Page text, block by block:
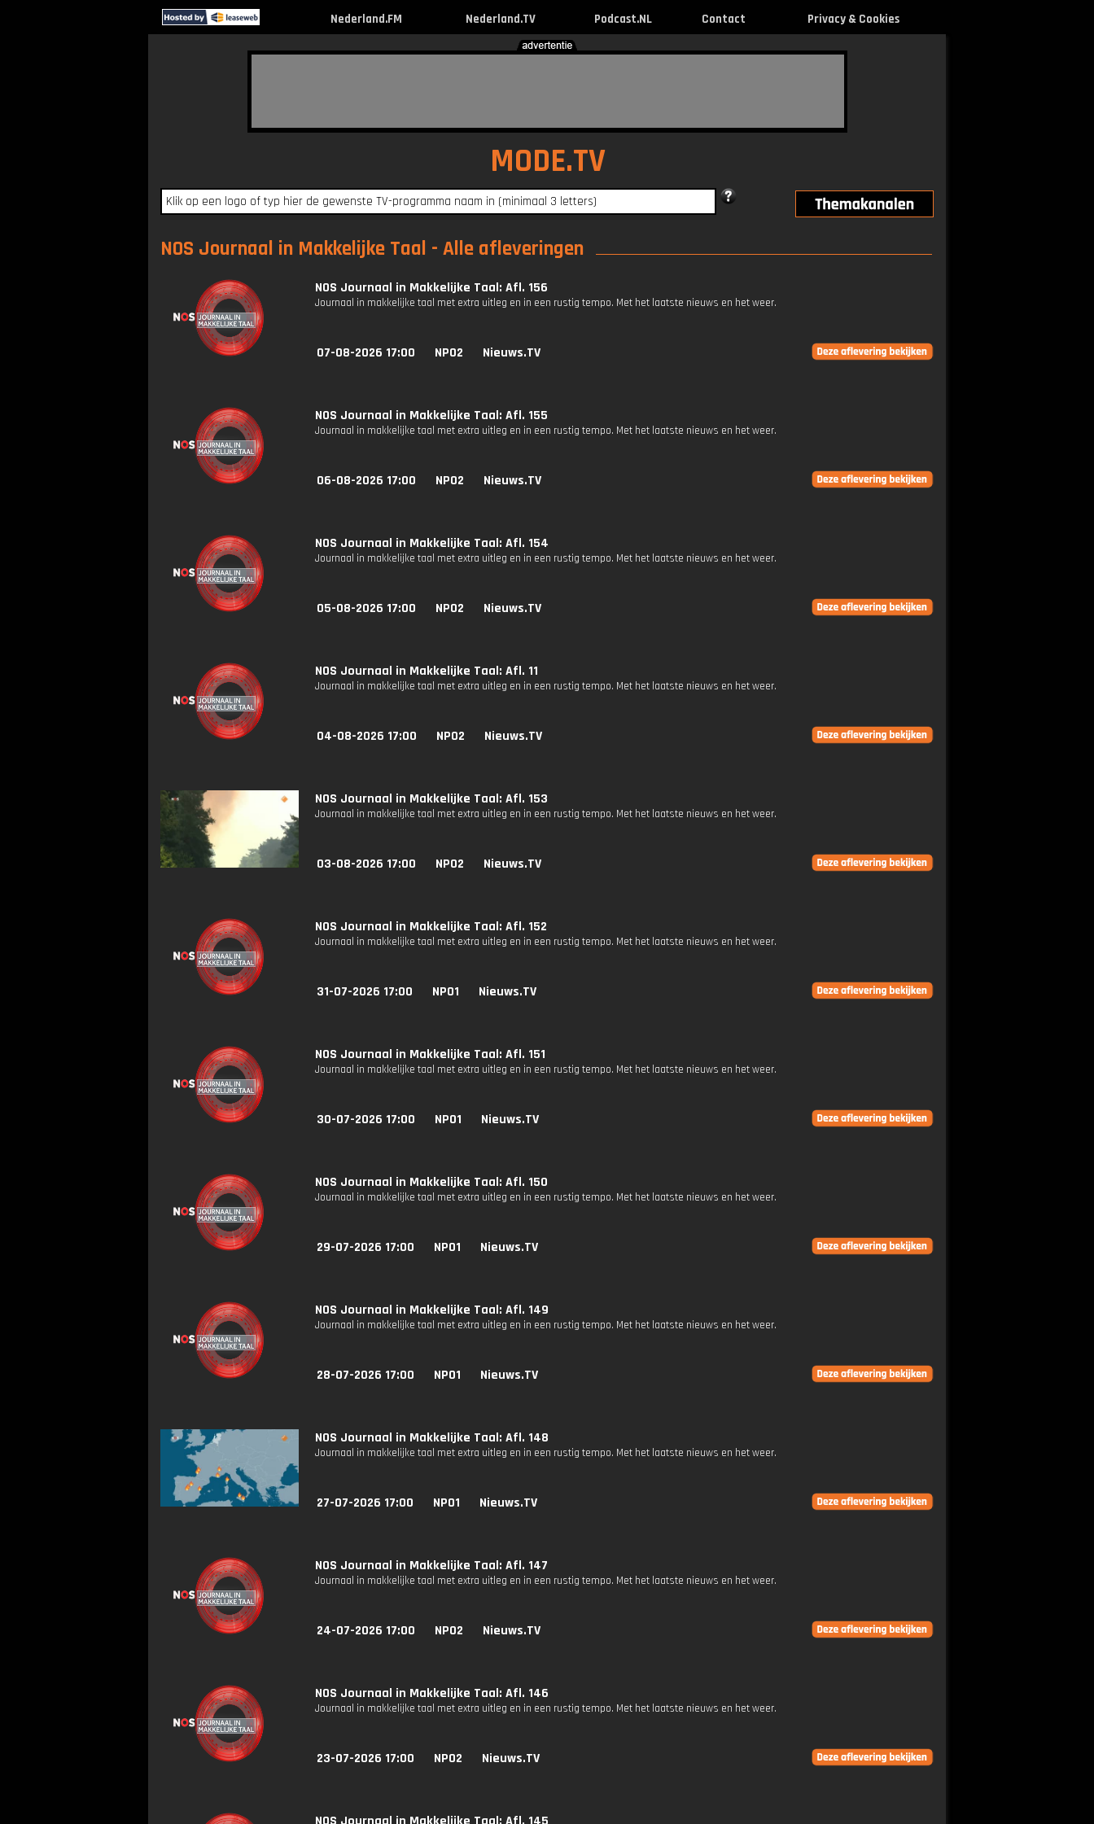
Nederland.FM Nederland.TV Podcast.NL Contact Privacy & Cookies
MODE.TV
NOS Journaal in Makkelijke Taal - Alle afleveringen
NOS Journaal in Makkelijke Taal: Afl. 156
Journaal in makkelijke taal met extra uitleg en in een rustig tempo. Met het laatste nieuws en het weer.
07-08-2026 17:00 NPO2 Nieuws.TV
NOS Journaal in Makkelijke Taal: Afl. 155
Journaal in makkelijke taal met extra uitleg en in een rustig tempo. Met het laatste nieuws en het weer.
06-08-2026 17:00 NPO2 Nieuws.TV
NOS Journaal in Makkelijke Taal: Afl. 154
Journaal in makkelijke taal met extra uitleg en in een rustig tempo. Met het laatste nieuws en het weer.
05-08-2026 17:00 NPO2 Nieuws.TV
NOS Journaal in Makkelijke Taal: Afl. 11
Journaal in makkelijke taal met extra uitleg en in een rustig tempo. Met het laatste nieuws en het weer.
04-08-2026 17:00 NPO2 Nieuws.TV
NOS Journaal in Makkelijke Taal: Afl. 153
Journaal in makkelijke taal met extra uitleg en in een rustig tempo. Met het laatste nieuws en het weer.
03-08-2026 17:00 NPO2 Nieuws.TV
NOS Journaal in Makkelijke Taal: Afl. 152
Journaal in makkelijke taal met extra uitleg en in een rustig tempo. Met het laatste nieuws en het weer.
31-07-2026 17:00 NPO1 Nieuws.TV
NOS Journaal in Makkelijke Taal: Afl. 151
Journaal in makkelijke taal met extra uitleg en in een rustig tempo. Met het laatste nieuws en het weer.
30-07-2026 17:00 NPO1 Nieuws.TV
NOS Journaal in Makkelijke Taal: Afl. 150
Journaal in makkelijke taal met extra uitleg en in een rustig tempo. Met het laatste nieuws en het weer.
29-07-2026 17:00 NPO1 Nieuws.TV
NOS Journaal in Makkelijke Taal: Afl. 149
Journaal in makkelijke taal met extra uitleg en in een rustig tempo. Met het laatste nieuws en het weer.
28-07-2026 17:00 NPO1 Nieuws.TV
NOS Journaal in Makkelijke Taal: Afl. 148
Journaal in makkelijke taal met extra uitleg en in een rustig tempo. Met het laatste nieuws en het weer.
27-07-2026 17:00 NPO1 Nieuws.TV
NOS Journaal in Makkelijke Taal: Afl. 147
Journaal in makkelijke taal met extra uitleg en in een rustig tempo. Met het laatste nieuws en het weer.
24-07-2026 17:00 NPO2 Nieuws.TV
NOS Journaal in Makkelijke Taal: Afl. 146
Journaal in makkelijke taal met extra uitleg en in een rustig tempo. Met het laatste nieuws en het weer.
23-07-2026 17:00 NPO2 Nieuws.TV